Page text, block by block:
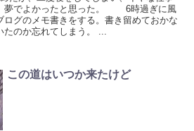
夢でよかったと思った。 6時過ぎに風
ログのメモ書きをする。書き留めておかな
たのか忘れてしまう。 ...
この道はいつか来たけど